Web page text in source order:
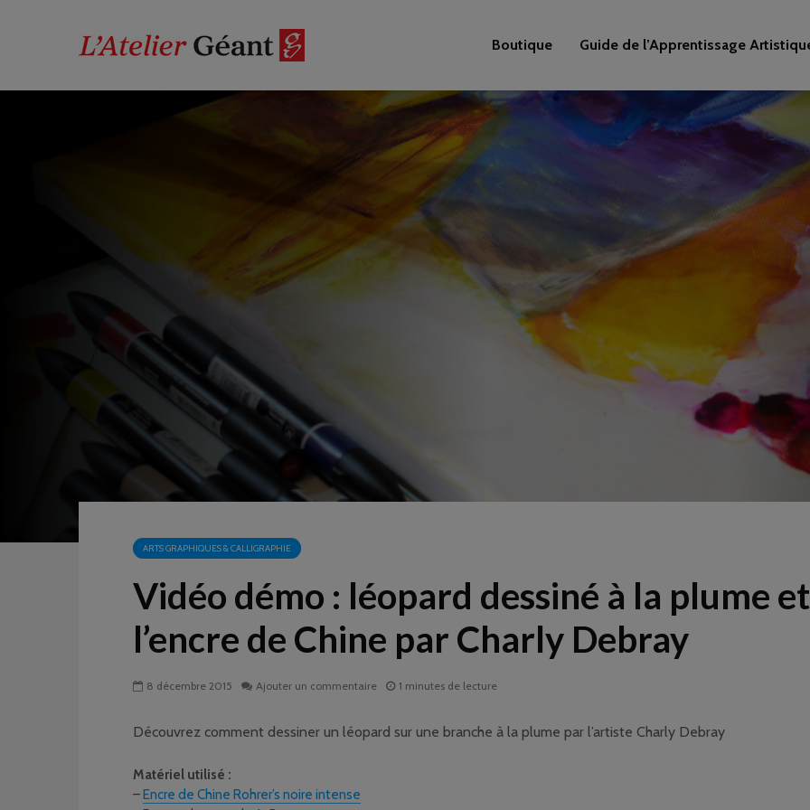
Boutique Guide de l’Apprentissage
ARTS GRAPHIQUES & CALLIGRAPHIE
Vidéo démo : léopard dessiné à la plume
l’encre de Chine par Charly Debray
8 décembre 2015 Ajouter un commentaire 1 minutes de lecture
Découvrez comment dessiner un léopard sur une branche à la plume par l’artiste Charly Debray
Matériel utilisé :
–Encre de Chine Rohrer’s noire intense